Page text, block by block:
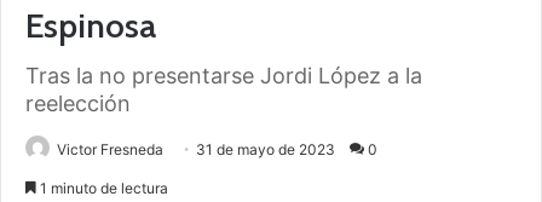
Espinosa
Tras la no presentarse Jordi López a la
reelección
Victor Fresneda 31 de mayo de 2023 0
1 minuto de lectura